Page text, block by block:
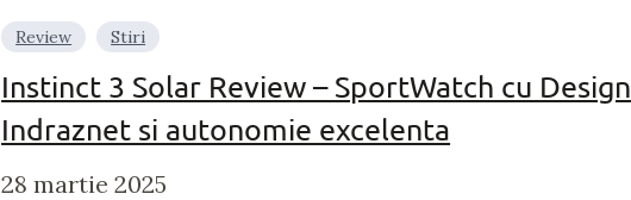
Review Stiri
Instinct 3 Solar Review – SportWatch cu Design
Indraznet si autonomie excelenta
28 martie 2025